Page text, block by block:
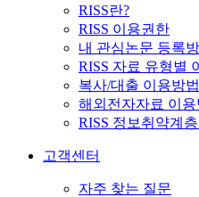
RISS란?
RISS 이용권한
내 관심논문 등록
RISS 자료 유형별
복사/대출 이용방법
해외전자자료 이용
RISS 정보취약계
고객센터
자주 찾는 질문